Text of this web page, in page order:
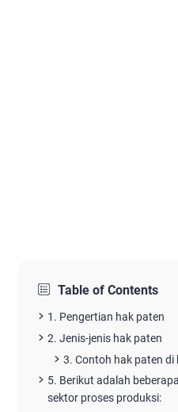
Table of Contents
1. Pengertian hak paten
2. Jenis-jenis hak paten
3. Contoh hak paten di
5. Berikut adalah
sektor proses produksi: